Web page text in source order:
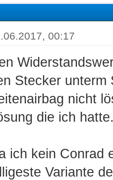
00:17
Stecker unterm
nicht
die ich
ich kein Conrad
Variante